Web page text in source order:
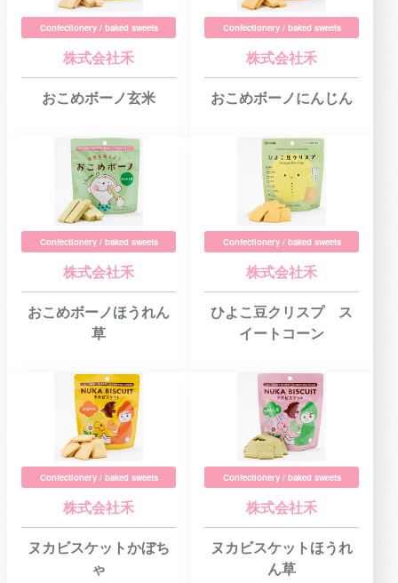
Confectionery / baked sweets
株式会社禾
おこめボーノ玄米
Confectionery / baked sweets
株式会社禾
おこめボーノにんじん
Confectionery / baked sweets
株式会社禾
おこめボーノほうれん
草
Confectionery / baked sweets
株式会社禾
ひよこ豆クリスプ ス
イートコーン
Confectionery / baked sweets
株式会社禾
ヌカビスケットかぼち
ゃ
Confectionery / baked sweets
株式会社禾
ヌカビスケットほうれ
ん草